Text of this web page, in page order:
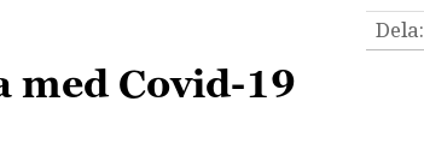
Dela:
med Covid-19